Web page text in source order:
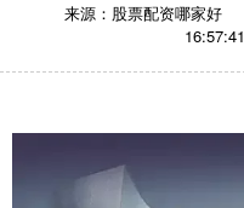
来源：股票配资哪家好
16:57:41